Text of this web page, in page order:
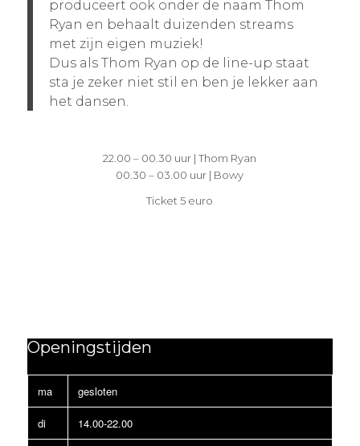
produceert ook onder de naam Thom
Ryan en behaalt duizenden streams
met zijn eigen muziek!
Dus als Thom Ryan op de line-up staat
sta je zeker niet stil en ben je lekker aan
het dansen.
22.00 – 00.30 uur | Thom Ryan
00.30 – 03.00 uur | Bowy
Ticket 5 euro
Openingstijden
ma gesloten
di 14.00-22.00